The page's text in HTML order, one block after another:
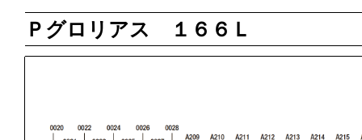
Ｐグロリアス １６６Ｌ